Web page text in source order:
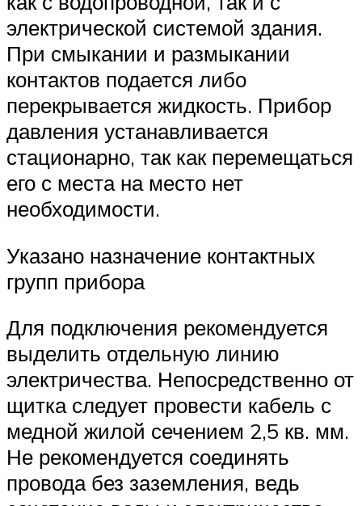
электрической системой здания.
При смыкании и размыкании
контактов подается либо
перекрывается жидкость. Прибор
давления устанавливается
стационарно, так как перемещаться
его с места на место нет
необходимости.
Указано назначение контактных
групп прибора
Для подключения рекомендуется
выделить отдельную линию
электричества. Непосредственно от
щитка следует провести кабель с
медной жилой сечением 2,5 кв. мм.
Не рекомендуется соединять
провода без заземления, ведь